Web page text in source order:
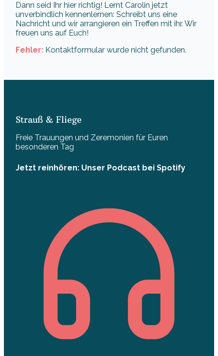
Dann seid Ihr hier richtig! Lernt Carolin jetzt
unverbindlich kennenlernen: Schreibt uns eine
Nachricht und wir arrangieren ein Treffen mit ihr. Wir
freuen uns auf Euch!
Fehler: Kontaktformular wurde nicht gefunden.
Strauß & Fliege
Freie Trauungen und Zeremonien für Euren
besonderen Tag
Jetzt reinhören: Unser Podcast bei Spotify